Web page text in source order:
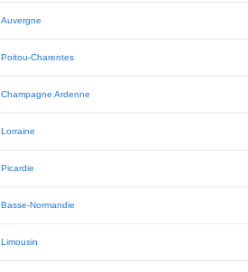
Auvergne
Poitou-Charentes
Champagne Ardenne
Lorraine
Picardie
Basse-Normandie
Limousin